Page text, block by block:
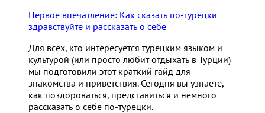
Первое впечатление: Как сказать по-турецки
здравствуйте и рассказать о себе
Для всех, кто интересуется турецким языком и
культурой (или просто любит отдыхать в Турции)
мы подготовили этот краткий гайд для
знакомства и приветствия. Сегодня вы узнаете,
как поздороваться, представиться и немного
рассказать о себе по-турецки.